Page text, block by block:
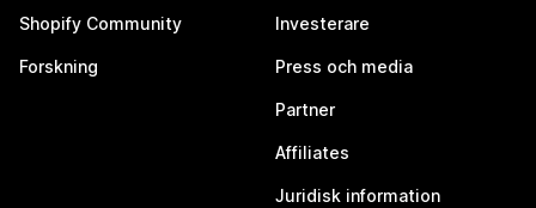
Shopify Community
Forskning
Investerare
Press och media
Partner
Affiliates
Juridisk information